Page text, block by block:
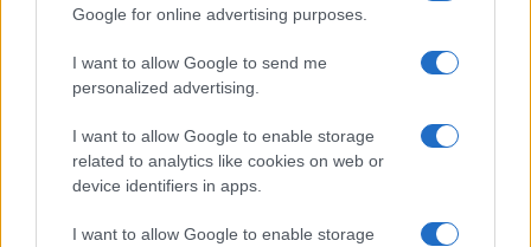
Google for online advertising purposes.
I want to allow Google to send me
personalized advertising.
I want to allow Google to enable storage
related to analytics like cookies on web or
device identifiers in apps.
I want to allow Google to enable storage
A fesztiválon a Maros Művészegyüttes mellett színpadra
lép a Magos Zenekar, a Háromszék Táncegyüttes tánckara,